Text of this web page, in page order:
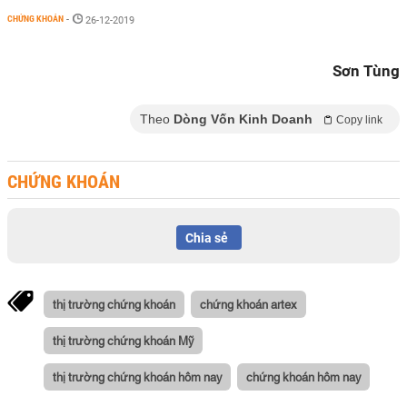
CHỨNG KHOÁN - 26-12-2019
Sơn Tùng
Theo Dòng Vốn Kinh Doanh Copy link
CHỨNG KHOÁN
Chia sẻ
thị trường chứng khoán chứng khoán artex
thị trường chứng khoán Mỹ
thị trường chứng khoán hôm nay chứng khoán hôm nay